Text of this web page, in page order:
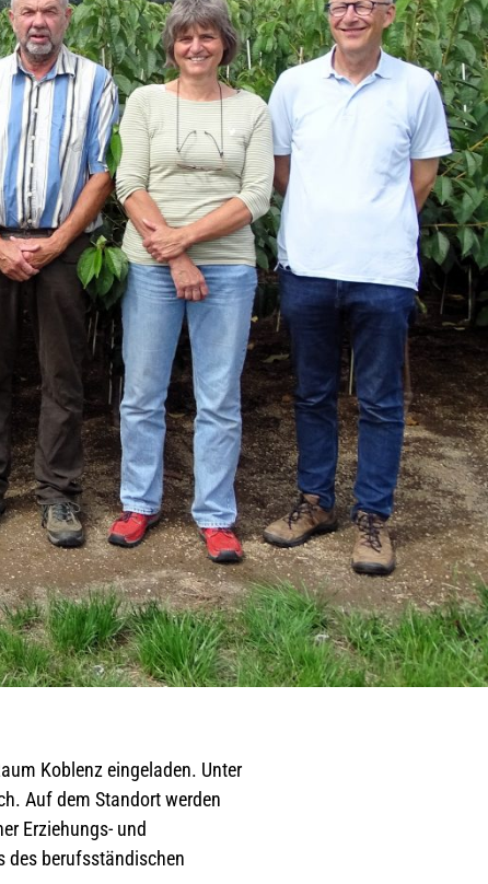
Koblenz eingeladen. Unter
Auf dem Standort werden
Erziehungs- und
des berufsständischen